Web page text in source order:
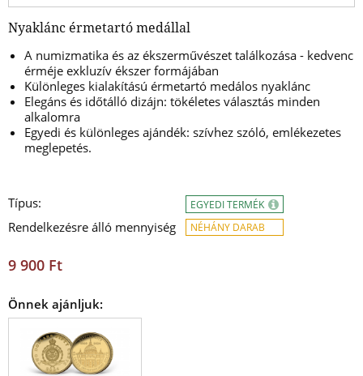
Nyaklánc érmetartó medállal
A numizmatika és az ékszerművészet találkozása - kedvenc
érméje exkluzív ékszer formájában
Különleges kialakítású érmetartó medálos nyaklánc
Elegáns és időtálló dizájn: tökéletes választás minden
alkalomra
Egyedi és különleges ajándék: szívhez szóló, emlékezetes
meglepetés.
Típus:
Rendelkezésre álló mennyiség
EGYEDI TERMÉK
NÉHÁNY DARAB
9 900 Ft
Önnek ajánljuk: